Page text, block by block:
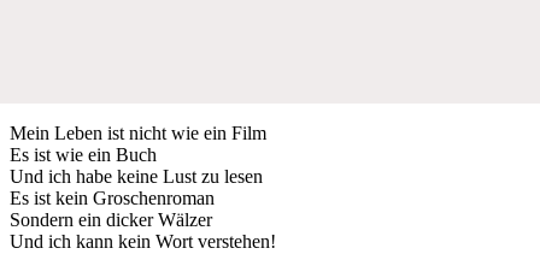
Mein Leben ist nicht wie ein Film
Es ist wie ein Buch
Und ich habe keine Lust zu lesen
Es ist kein Groschenroman
Sondern ein dicker Wälzer
Und ich kann kein Wort verstehen!